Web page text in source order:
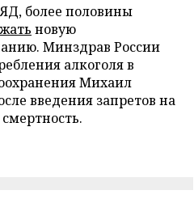
более половины
новую
Минздрав России
алкоголя в
Михаил
введения запретов на